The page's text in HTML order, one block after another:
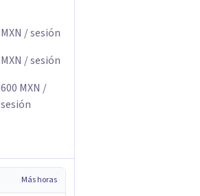
MXN / sesión
MXN / sesión
600 MXN /
sesión
Más horas